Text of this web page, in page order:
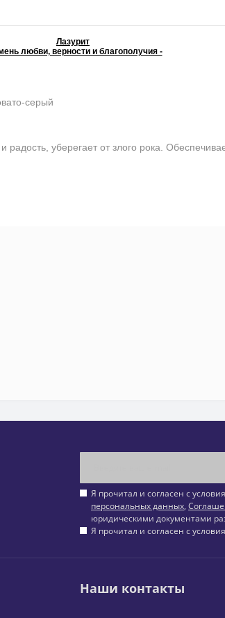
Лазурит
любви, верности и благополучия -
серый
уберегает от злого рока.
Я прочитал и согласен с
персональных данных,
юридическими документами
Я прочитал и согласен с
Наши контакты